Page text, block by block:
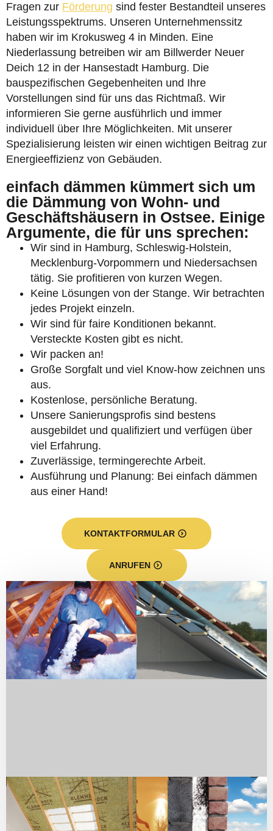
Fragen zur Förderung sind fester Bestandteil unseres
Leistungsspektrums. Unseren Unternehmenssitz
haben wir im Krokusweg 4 in Minden. Eine
Niederlassung betreiben wir am Billwerder Neuer
Deich 12 in der Hansestadt Hamburg. Die
bauspezifischen Gegebenheiten und Ihre
Vorstellungen sind für uns das Richtmaß. Wir
informieren Sie gerne ausführlich und immer
individuell über Ihre Möglichkeiten. Mit unserer
Spezialisierung leisten wir einen wichtigen Beitrag zur
Energieeffizienz von Gebäuden.
einfach dämmen kümmert sich um
die Dämmung von Wohn- und
Geschäftshäusern in Ostsee. Einige
Argumente, die für uns sprechen:
Wir sind in Hamburg, Schleswig-Holstein,
Mecklenburg-Vorpommern und Niedersachsen
tätig. Sie profitieren von kurzen Wegen.
Keine Lösungen von der Stange. Wir betrachten
jedes Projekt einzeln.
Wir sind für faire Konditionen bekannt.
Versteckte Kosten gibt es nicht.
Wir packen an!
Große Sorgfalt und viel Know-how zeichnen uns
aus.
Kostenlose, persönliche Beratung.
Unsere Sanierungsprofis sind bestens
ausgebildet und qualifiziert und verfügen über
viel Erfahrung.
Zuverlässige, termingerechte Arbeit.
Ausführung und Planung: Bei einfach dämmen
aus einer Hand!
KONTAKTFORMULAR
ANRUFEN